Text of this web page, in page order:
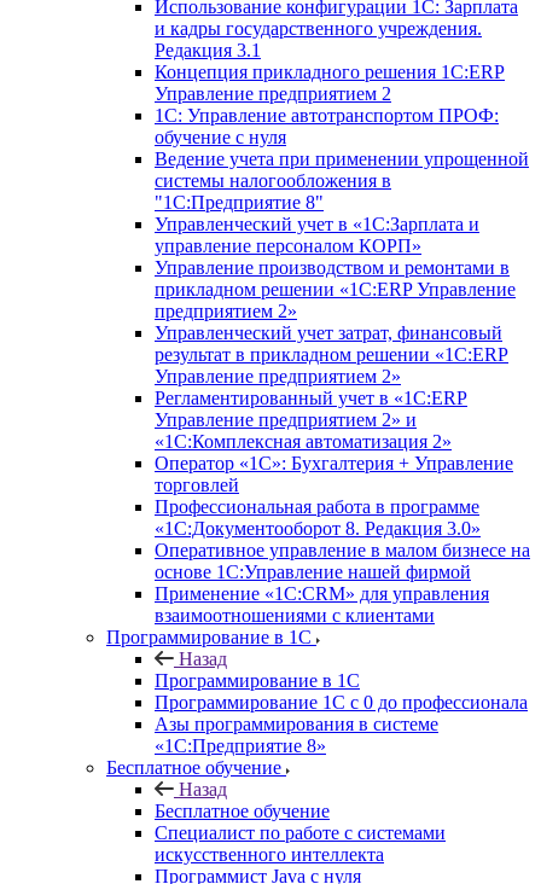
Использование конфигурации ‎1С: Зарплата
и кадры государственного учреждения.
Редакция 3.1
Концепция прикладного решения 1С:ERP
Управление предприятием 2
1С: Управление автотранспортом ПРОФ:
обучение с нуля
Ведение учета при применении упрощенной
системы налогообложения в
"1С:Предприятие 8"
Управленческий учет в «1C:Зарплата и
управление персоналом КОРП»
Управление производством и ремонтами в
прикладном решении «1С:ERP Управление
предприятием 2»
Управленческий учет затрат, финансовый
результат в прикладном решении «1С:ERP
Управление предприятием 2»
Регламентированный учет в «1С:ERP
Управление предприятием 2» и
«1С:Комплексная автоматизация 2»
Оператор «1С»: Бухгалтерия + Управление
торговлей
Профессиональная работа в программе
«1С:Документооборот 8. Редакция 3.0»
Оперативное управление в малом бизнесе на
основе 1С:Управление нашей фирмой
Применение «1С:CRM» для управления
взаимоотношениями с клиентами
Программирование в 1С
Назад
Программирование в 1С
Программирование 1С с 0 до профессионала
Азы программирования в системе
«1С:Предприятие 8»
Бесплатное обучение
Назад
Бесплатное обучение
Специалист по работе с системами
искусственного интеллекта
Программист Java с нуля